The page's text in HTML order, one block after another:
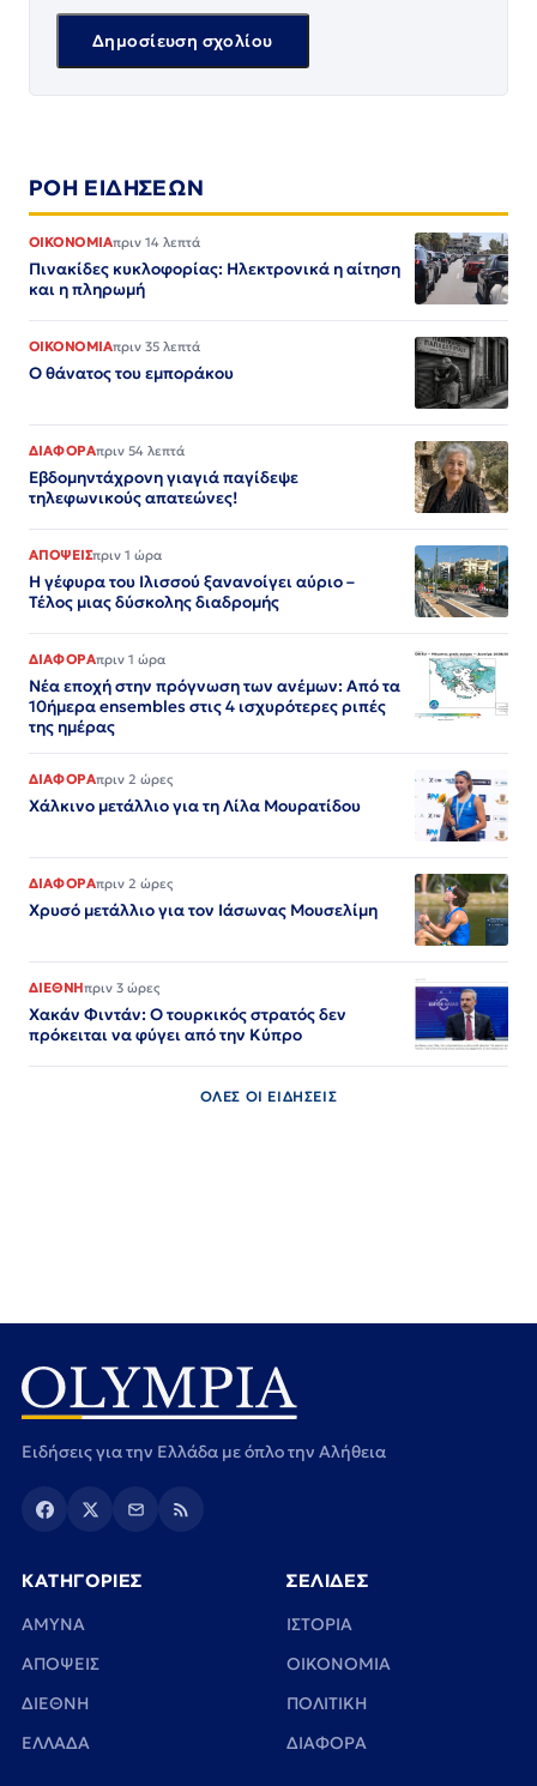
ΡΟΗ ΕΙΔΗΣΕΩΝ
ΟΙΚΟΝΟΜΙΑπριν 14 λεπτά
Πινακίδες κυκλοφορίας: Ηλεκτρονικά η αίτηση
και η πληρωμή
ΟΙΚΟΝΟΜΙΑπριν 35 λεπτά
Ο θάνατος του εμποράκου
ΔΙΑΦΟΡΑπριν 54 λεπτά
Εβδομηντάχρονη γιαγιά παγίδεψε
τηλεφωνικούς απατεώνες!
ΑΠΟΨΕΙΣπριν 1 ώρα
Η γέφυρα του Ιλισσού ξανανοίγει αύριο –
Τέλος μιας δύσκολης διαδρομής
ΔΙΑΦΟΡΑπριν 1 ώρα
Νέα εποχή στην πρόγνωση των ανέμων: Από τα
10ήμερα ensembles στις 4 ισχυρότερες ριπές
της ημέρας
ΔΙΑΦΟΡΑπριν 2 ώρες
Χάλκινο μετάλλιο για τη Λίλα Μουρατίδου
ΔΙΑΦΟΡΑπριν 2 ώρες
Χρυσό μετάλλιο για τον Iάσωνας Μουσελίμη
ΔΙΕΘΝΗπριν 3 ώρες
Χακάν Φιντάν: Ο τουρκικός στρατός δεν
πρόκειται να φύγει από την Κύπρο
ΟΛΕΣ ΟΙ ΕΙΔΗΣΕΙΣ
Ειδήσεις για την Ελλάδα με όπλο την Αλήθεια
ΚΑΤΗΓΟΡΙΕΣ
ΑΜΥΝΑ
ΑΠΟΨΕΙΣ
ΔΙΕΘΝΗ
ΕΛΛΑΔΑ
ΣΕΛΙΔΕΣ
ΙΣΤΟΡΙΑ
ΟΙΚΟΝΟΜΙΑ
ΠΟΛΙΤΙΚΗ
ΔΙΑΦΟΡΑ